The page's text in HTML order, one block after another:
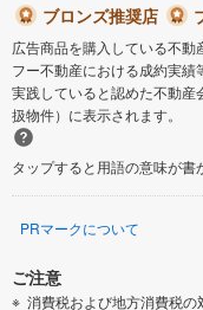
ブロンズ推奨店
広告商品を購入している不
フー不動産における成約実
実践していると認めた不動産
扱物件）に表示されます。
タップすると用語の意味が書
PRマークについて
ご注意
消費税および地方消費税の